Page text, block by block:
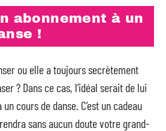
abonnement à un
!
ou elle a toujours secrètement
? Dans ce cas, l’idéal serait de lui
cours de danse. C’est un cadeau
sans aucun doute votre grand-